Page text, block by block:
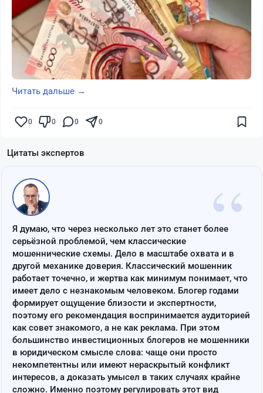
Читать дальше →
0 0 0 0
Цитаты экспертов
“
Я думаю, что через несколько лет это станет более
серьёзной проблемой, чем классические
мошеннические схемы. Дело в масштабе охвата и в
другой механике доверия. Классический мошенник
работает точечно, и жертва как минимум понимает, что
имеет дело с незнакомым человеком. Блогер годами
формирует ощущение близости и экспертности,
поэтому его рекомендация воспринимается аудиторией
как совет знакомого, а не как реклама. При этом
большинство инвестиционных блогеров не мошенники
в юридическом смысле слова: чаще они просто
некомпетентны или имеют нераскрытый конфликт
интересов, а доказать умысел в таких случаях крайне
сложно. Именно поэтому регулировать этот вид